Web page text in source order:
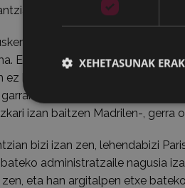
Mexikon, Irlandan eta
"Euzko-Gogoa", "Egan",
Eibarrekin oso lotura estua du:
ez bada. Lotura hori bere
jaio zenetik
izan baitzen Madrilen-, gerra
bizi izan zen, lehendabizi
administratzaile nagusia
zen, eta han argitalpen etxe
XEHETASUNAK